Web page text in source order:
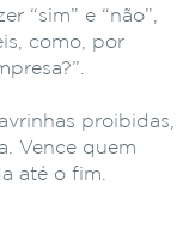
“sim” e “não”,
como, por
proibidas,
Vence quem
até o fim.